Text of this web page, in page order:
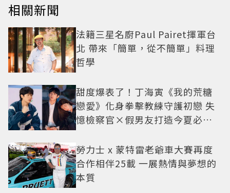
相關新聞
法籍三星名廚Paul Pairet揮軍台
北 帶來「簡單，從不簡單」料理
哲學
甜度爆表了！丁海寅《我的荒糖
戀愛》化身拳擊教練守護初戀 失
憶檢察官×假男友打造今夏必看
勞力士 x 蒙特雷老爺車大賽再度
合作相伴25載 一展熱情與夢想的
本質